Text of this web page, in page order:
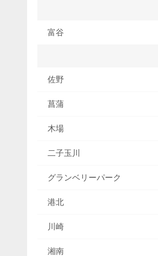
富谷
佐野
菖蒲
木場
二子玉川
グランベリーパーク
港北
川崎
湘南